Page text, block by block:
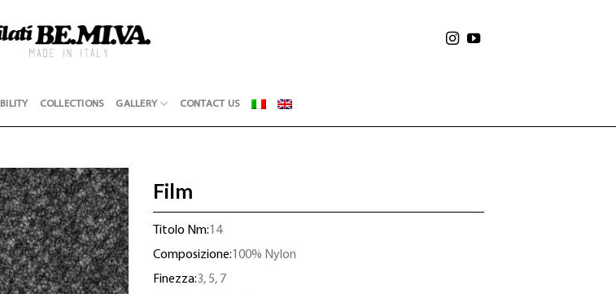
COLLECTIONS GALLERY CONTACT US
Film
Titolo Nm:14
Composizione:100% Nylon
Finezza:3, 5, 7